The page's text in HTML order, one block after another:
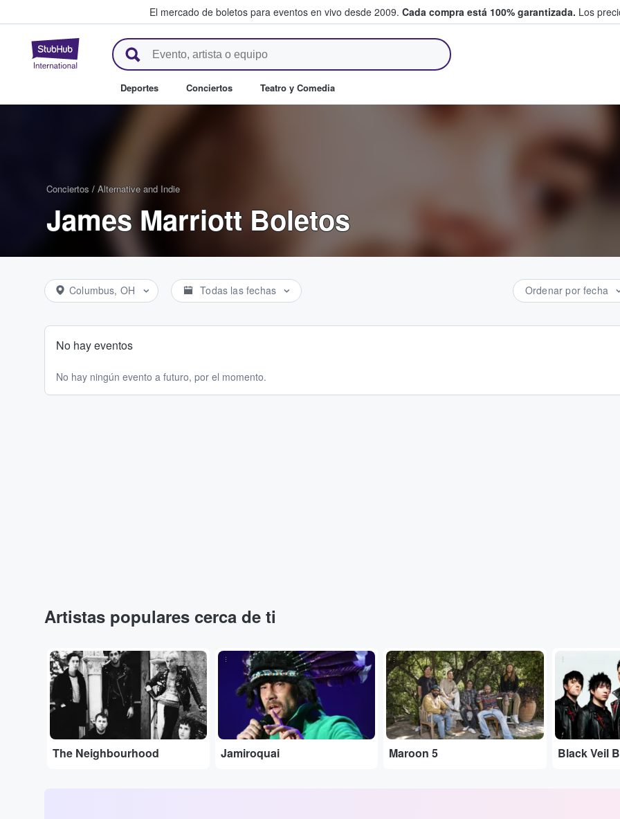
El mercado de boletos para eventos en vivo desde 2009. Cada compra está 100% garantizada. Los
StubHub: donde los fans compran y venden boletos
Deportes Conciertos Teatro y Comedia
Conciertos / Alternative and Indie
James Marriott Boletos
Columbus, OH Todas las fechas Ordenar por fecha
No hay eventos
No hay ningún evento a futuro, por el momento.
Artistas populares cerca de ti
...
The Neighbourhood
...
Jamiroquai
...
Maroon 5 Black Veil